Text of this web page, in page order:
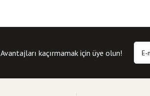
Avantajları kaçırmamak için üye olun!